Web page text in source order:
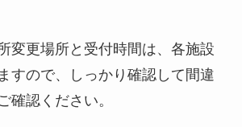
変更場所と受付時間は、各施設
すので、しっかり確認して間違
確認ください。